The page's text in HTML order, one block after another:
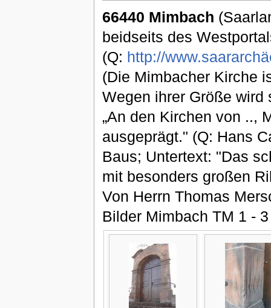
66440 Mimbach
beidseits des
(Q: http://
(Die Mimbacher Kirche
Wegen ihrer Größe
„An den Kirchen von ..,
ausgeprägt." (Q: Hans
Baus; Untertext: "Das
mit besonders großen
Von Herrn Thomas
Bilder Mimbach TM 1 - 3